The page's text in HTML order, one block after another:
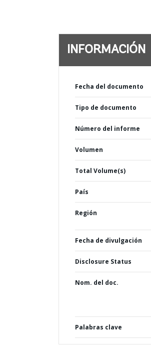
INFORMACIÓN
Fecha del documento
Tipo de documento
Número del informe
Volumen
Total Volume(s)
País
Región
Fecha de divulgación
Disclosure Status
Nom. del doc.
Palabras clave